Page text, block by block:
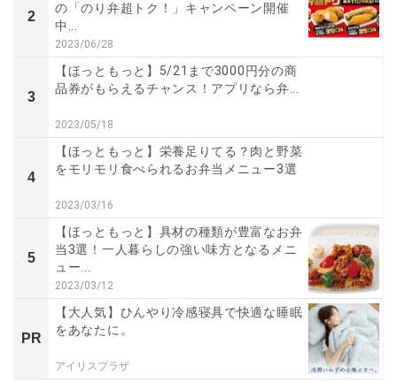
2
の「のり弁超トク！」キャンペーン開催
中...
2023/06/28
3
【ほっともっと】5/21まで3000円分の商
品券がもらえるチャンス！アプリなら弁...
2023/05/18
4
【ほっともっと】栄養足りてる？肉と野菜
をモリモリ食べられるお弁当メニュー3選
2023/03/16
5
【ほっともっと】具材の種類が豊富なお弁
当3選！一人暮らしの強い味方となるメニ
ュー...
2023/03/12
PR
【大人気】ひんやり冷感寝具で快適な睡眠
をあなたに。
アイリスプラザ